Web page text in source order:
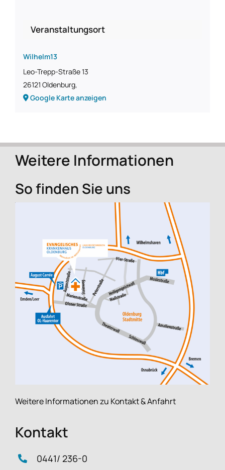
Veranstaltungsort
Wilhelm13
Leo-Trepp-Straße 13
26121 Oldenburg,
Google Karte anzeigen
Weitere Informationen
So finden Sie uns
Weitere Informationen zu Kontakt & Anfahrt
Kontakt
0441/ 236-0